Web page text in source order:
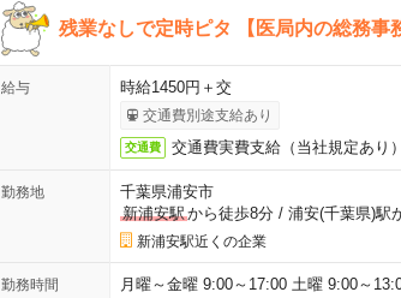
残業なしで定時ピタ 【医局内の総務
給与 時給1450円＋交
交通費別途支給あり
交通費 交通費実費支給（当社規定あり）
勤務地
千葉県浦安市
新浦安駅から徒歩8分/ 浦安(千葉県)駅
新浦安駅近くの企業
勤務時間 月曜～金曜 9:00～17:00 土曜 9:00～